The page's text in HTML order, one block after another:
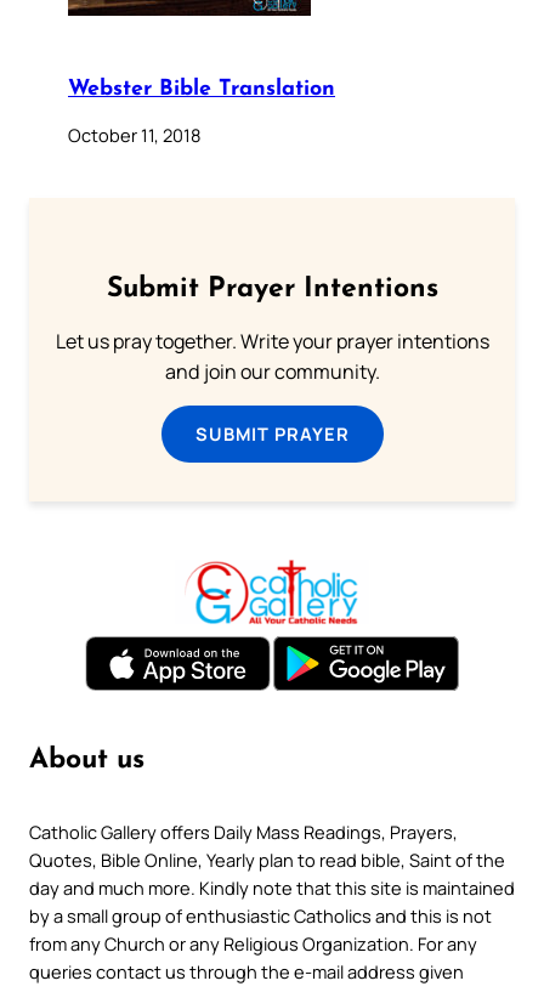
Webster Bible Translation
October 11, 2018
Submit Prayer Intentions
Let us pray together. Write your prayer intentions
and join our community.
SUBMIT PRAYER
About us
Catholic Gallery offers Daily Mass Readings, Prayers,
Quotes, Bible Online, Yearly plan to read bible, Saint of the
day and much more. Kindly note that this site is maintained
by a small group of enthusiastic Catholics and this is not
from any Church or any Religious Organization. For any
queries contact us through the e-mail address given